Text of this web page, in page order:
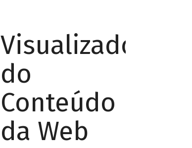
Visualizador
do
Conteúdo
da Web